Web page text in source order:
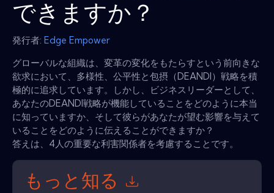
できますか？
発行者: Edge Empower
グローバルな組織は、変革の変化をもたらすという前向きな
欲求において、多様性、公平性と包摂（DEANDI）戦略を積
極的に追求しています。しかし、ビジネスリーダーとして、
あなたのDEANDI戦略が機能していることをどのように本当
に知っていますか、そして彼らがあなたが望む影響を与えて
いることをどのように伝えることができますか？
答えは、4人の重要な利害関係者を考慮することです。
もっと知る